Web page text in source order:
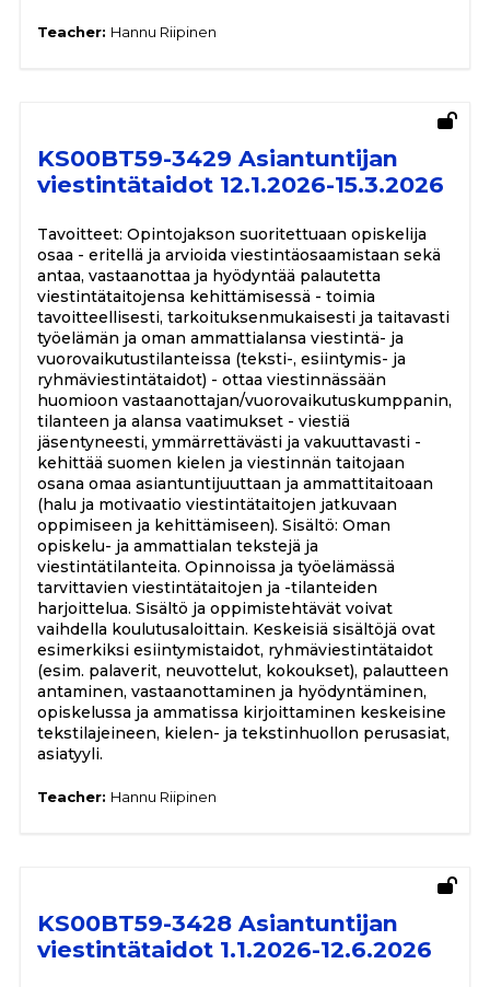
Teacher: Hannu Riipinen
KS00BT59-3429 Asiantuntijan
viestintätaidot 12.1.2026-15.3.2026
Tavoitteet: Opintojakson suoritettuaan opiskelija
osaa - eritellä ja arvioida viestintäosaamistaan sekä
antaa, vastaanottaa ja hyödyntää palautetta
viestintätaitojensa kehittämisessä - toimia
tavoitteellisesti, tarkoituksenmukaisesti ja taitavasti
työelämän ja oman ammattialansa viestintä- ja
vuorovaikutustilanteissa (teksti-, esiintymis- ja
ryhmäviestintätaidot) - ottaa viestinnässään
huomioon vastaanottajan/vuorovaikutuskumppanin,
tilanteen ja alansa vaatimukset - viestiä
jäsentyneesti, ymmärrettävästi ja vakuuttavasti -
kehittää suomen kielen ja viestinnän taitojaan
osana omaa asiantuntijuuttaan ja ammattitaitoaan
(halu ja motivaatio viestintätaitojen jatkuvaan
oppimiseen ja kehittämiseen). Sisältö: Oman
opiskelu- ja ammattialan tekstejä ja
viestintätilanteita. Opinnoissa ja työelämässä
tarvittavien viestintätaitojen ja -tilanteiden
harjoittelua. Sisältö ja oppimistehtävät voivat
vaihdella koulutusaloittain. Keskeisiä sisältöjä ovat
esimerkiksi esiintymistaidot, ryhmäviestintätaidot
(esim. palaverit, neuvottelut, kokoukset), palautteen
antaminen, vastaanottaminen ja hyödyntäminen,
opiskelussa ja ammatissa kirjoittaminen keskeisine
tekstilajeineen, kielen- ja tekstinhuollon perusasiat,
asiatyyli.
Teacher: Hannu Riipinen
KS00BT59-3428 Asiantuntijan
viestintätaidot 1.1.2026-12.6.2026